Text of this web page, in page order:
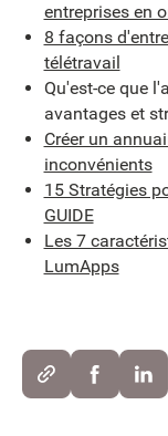
entreprises en
8 façons
télétravail
Qu'est-ce que
avantages et
Créer un
inconvénients
15 Stratégies
GUIDE
Les 7
LumApps